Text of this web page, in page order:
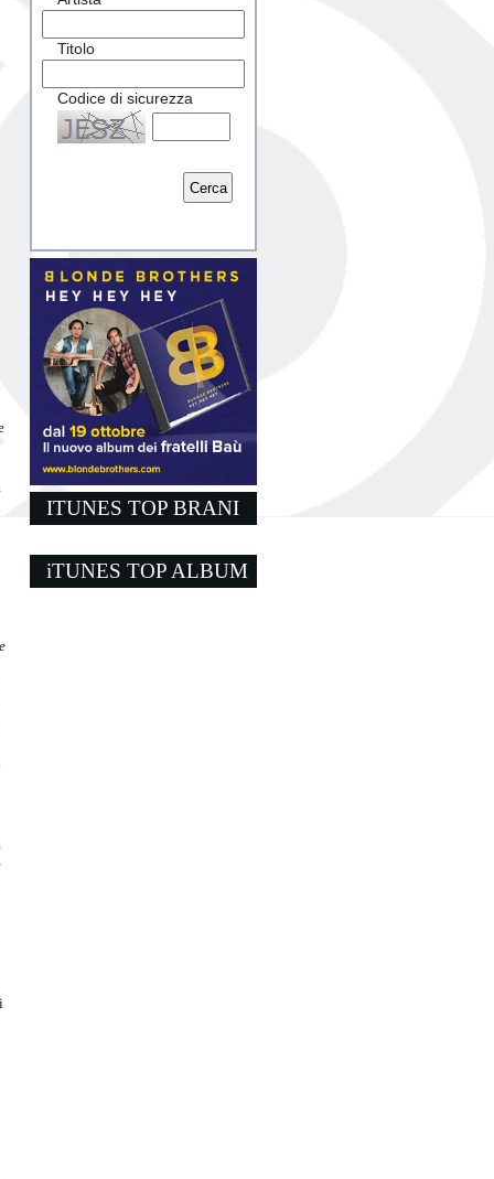
Titolo
Codice di sicurezza
Captcha
ITUNES TOP BRANI
iTUNES TOP ALBUM